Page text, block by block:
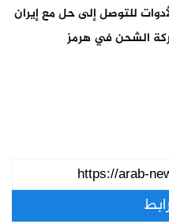
للتوصل إلى حل مع إيران
الشحن في هرمز